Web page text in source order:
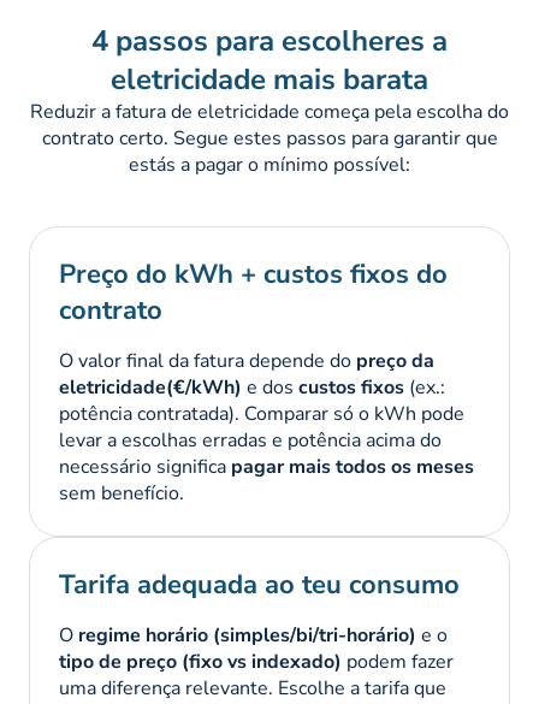
4 passos para escolheres a
eletricidade mais barata
Reduzir a fatura de eletricidade começa pela escolha do
contrato certo. Segue estes passos para garantir que
estás a pagar o mínimo possível:
Preço do kWh + custos fixos do
contrato
O valor final da fatura depende do preço da
eletricidade(€/kWh) e dos custos fixos (ex.:
potência contratada). Comparar só o kWh pode
levar a escolhas erradas e potência acima do
necessário significa pagar mais todos os meses
sem benefício.
Tarifa adequada ao teu consumo
O regime horário (simples/bi/tri-horário) e o
tipo de preço (fixo vs indexado) podem fazer
uma diferença relevante. Escolhe a tarifa que